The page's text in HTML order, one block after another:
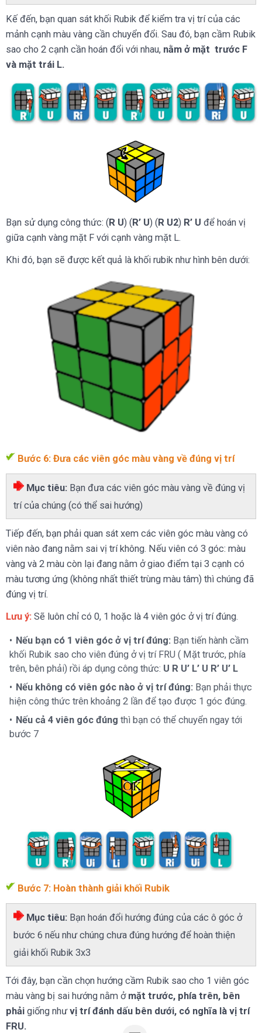
Kế đến, bạn quan sát khối Rubik để kiểm tra vị trí của các
mảnh cạnh màu vàng cần chuyển đổi. Sau đó, bạn cầm Rubik
sao cho 2 cạnh cần hoán đổi với nhau, nằm ở mặt trước F
và mặt trái L.
Bạn sử dụng công thức: (R U) (R’ U) (R U2) R’ U để hoán vị
giữa cạnh vàng mặt F với cạnh vàng mặt L.
Khi đó, bạn sẽ được kết quả là khối rubik như hình bên dưới:
Bước 6: Đưa các viên góc màu vàng về đúng vị trí
Mục tiêu: Bạn đưa các viên góc màu vàng về đúng vị
trí của chúng (có thể sai hướng)
Tiếp đến, bạn phải quan sát xem các viên góc màu vàng có
viên nào đang nằm sai vị trí không. Nếu viên có 3 góc: màu
vàng và 2 màu còn lại đang nằm ở giao điểm tại 3 cạnh có
màu tương ứng (không nhất thiết trùng màu tâm) thì chúng đã
đúng vị trí.
Lưu ý: Sẽ luôn chỉ có 0, 1 hoặc là 4 viên góc ở vị trí đúng.
Nếu bạn có 1 viên góc ở vị trí đúng: Bạn tiến hành cầm
khối Rubik sao cho viên đúng ở vị trí FRU ( Mặt trước, phía
trên, bên phải) rồi áp dụng công thức: U R U’ L’ U R’ U’ L
Nếu không có viên góc nào ở vị trí đúng: Bạn phải thực
hiện công thức trên khoảng 2 lần để tạo được 1 góc đúng.
Nếu cả 4 viên góc đúng thì bạn có thể chuyển ngay tới
bước 7
Bước 7: Hoàn thành giải khối Rubik
Mục tiêu: Bạn hoán đổi hướng đúng của các ô góc ở
bước 6 nếu như chúng chưa đúng hướng để hoàn thiện
giải khối Rubik 3x3
Tới đây, bạn cần chọn hướng cầm Rubik sao cho 1 viên góc
màu vàng bị sai hướng nằm ở mặt trước, phía trên, bên
phải giống nhưvị trí đánh dấu bên dưới, có nghĩa là vị trí
FRU.